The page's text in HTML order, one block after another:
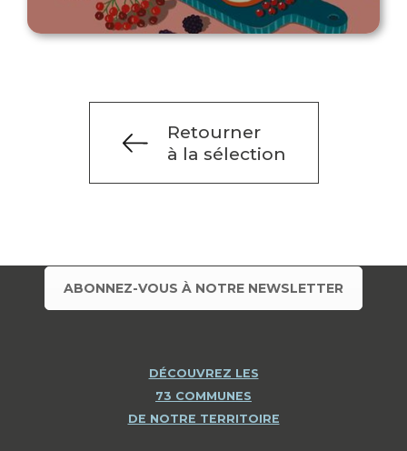
Retourner
à la sélection
ABONNEZ-VOUS À NOTRE NEWSLETTER
DÉCOUVREZ LES
73 COMMUNES
DE NOTRE TERRITOIRE